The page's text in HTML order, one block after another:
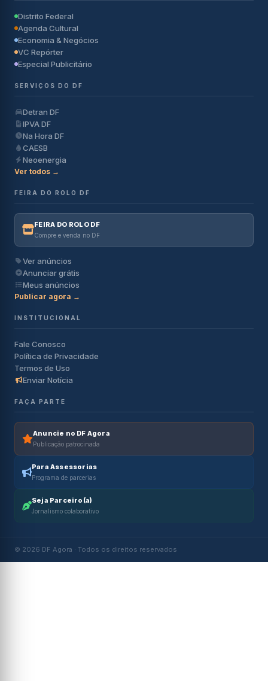
Distrito Federal
Agenda Cultural
Economia & Negócios
VC Repórter
Especial Publicitário
SERVIÇOS DO DF
Detran DF
IPVA DF
Na Hora DF
CAESB
Neoenergia
Ver todos →
FEIRA DO ROLO DF
FEIRA DO ROLO DF
Compre e venda no DF
Ver anúncios
Anunciar grátis
Meus anúncios
Publicar agora →
INSTITUCIONAL
Fale Conosco
Política de Privacidade
Termos de Uso
Enviar Notícia
FAÇA PARTE
Anuncie no DF Agora
Publicação patrocinada
Para Assessorias
Programa de parcerias
Seja Parceiro(a)
Jornalismo colaborativo
© 2026 DF Agora · Todos os direitos reservados